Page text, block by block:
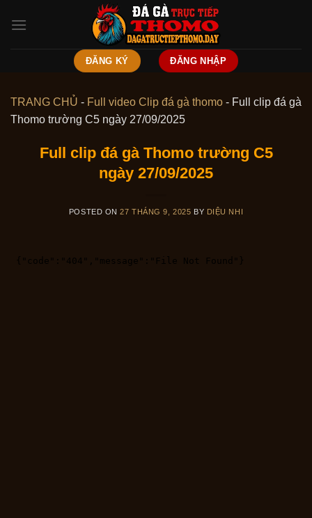
ĐĂNG KÝ ĐĂNG NHẬP
TRANG CHỦ - Full video Clip đá gà thomo - Full clip đá gà
Thomo trường C5 ngày 27/09/2025
Full clip đá gà Thomo trường C5
ngày 27/09/2025
POSTED ON27 THÁNG 9, 2025 BY DIỆU NHI